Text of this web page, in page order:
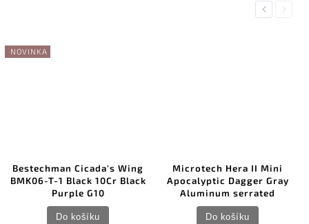
Previous
NOVINKA
Bestechman Cicada's Wing
BMK06-T-1 Black 10Cr Black
Purple G10
Do košíku
Microtech Hera II Mini
Apocalyptic Dagger Gray
Aluminum serrated
Do košíku
Next